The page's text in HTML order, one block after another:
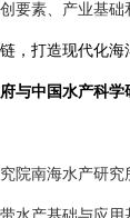
要素、产业基础
，打造现代化
与中国水产科学
院南海水产研究